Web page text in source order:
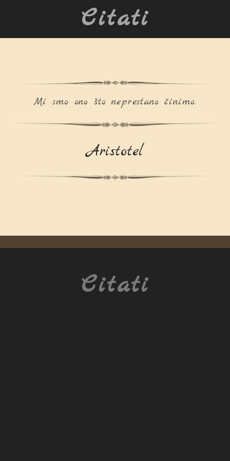
Citati
Mi smo ono što neprestano činimo.
Aristotel
Citati